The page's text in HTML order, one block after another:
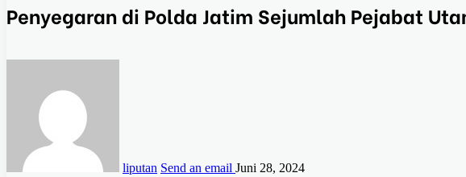
Penyegaran di Polda Jatim Sejumlah Pejabat
liputan Send an email Juni 28, 2024